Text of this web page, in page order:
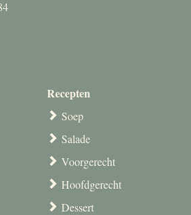
Recepten
Soep
Salade
Voorgerecht
Hoofdgerecht
Dessert